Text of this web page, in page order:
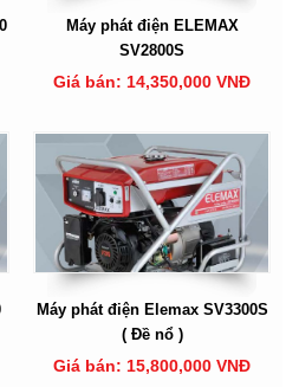
Máy phát điện ELEMAX
SV2800S
Giá bán: 14,350,000 VNĐ
Máy phát điện Elemax SV3300S
( Đề nổ )
Giá bán: 15,800,000 VNĐ